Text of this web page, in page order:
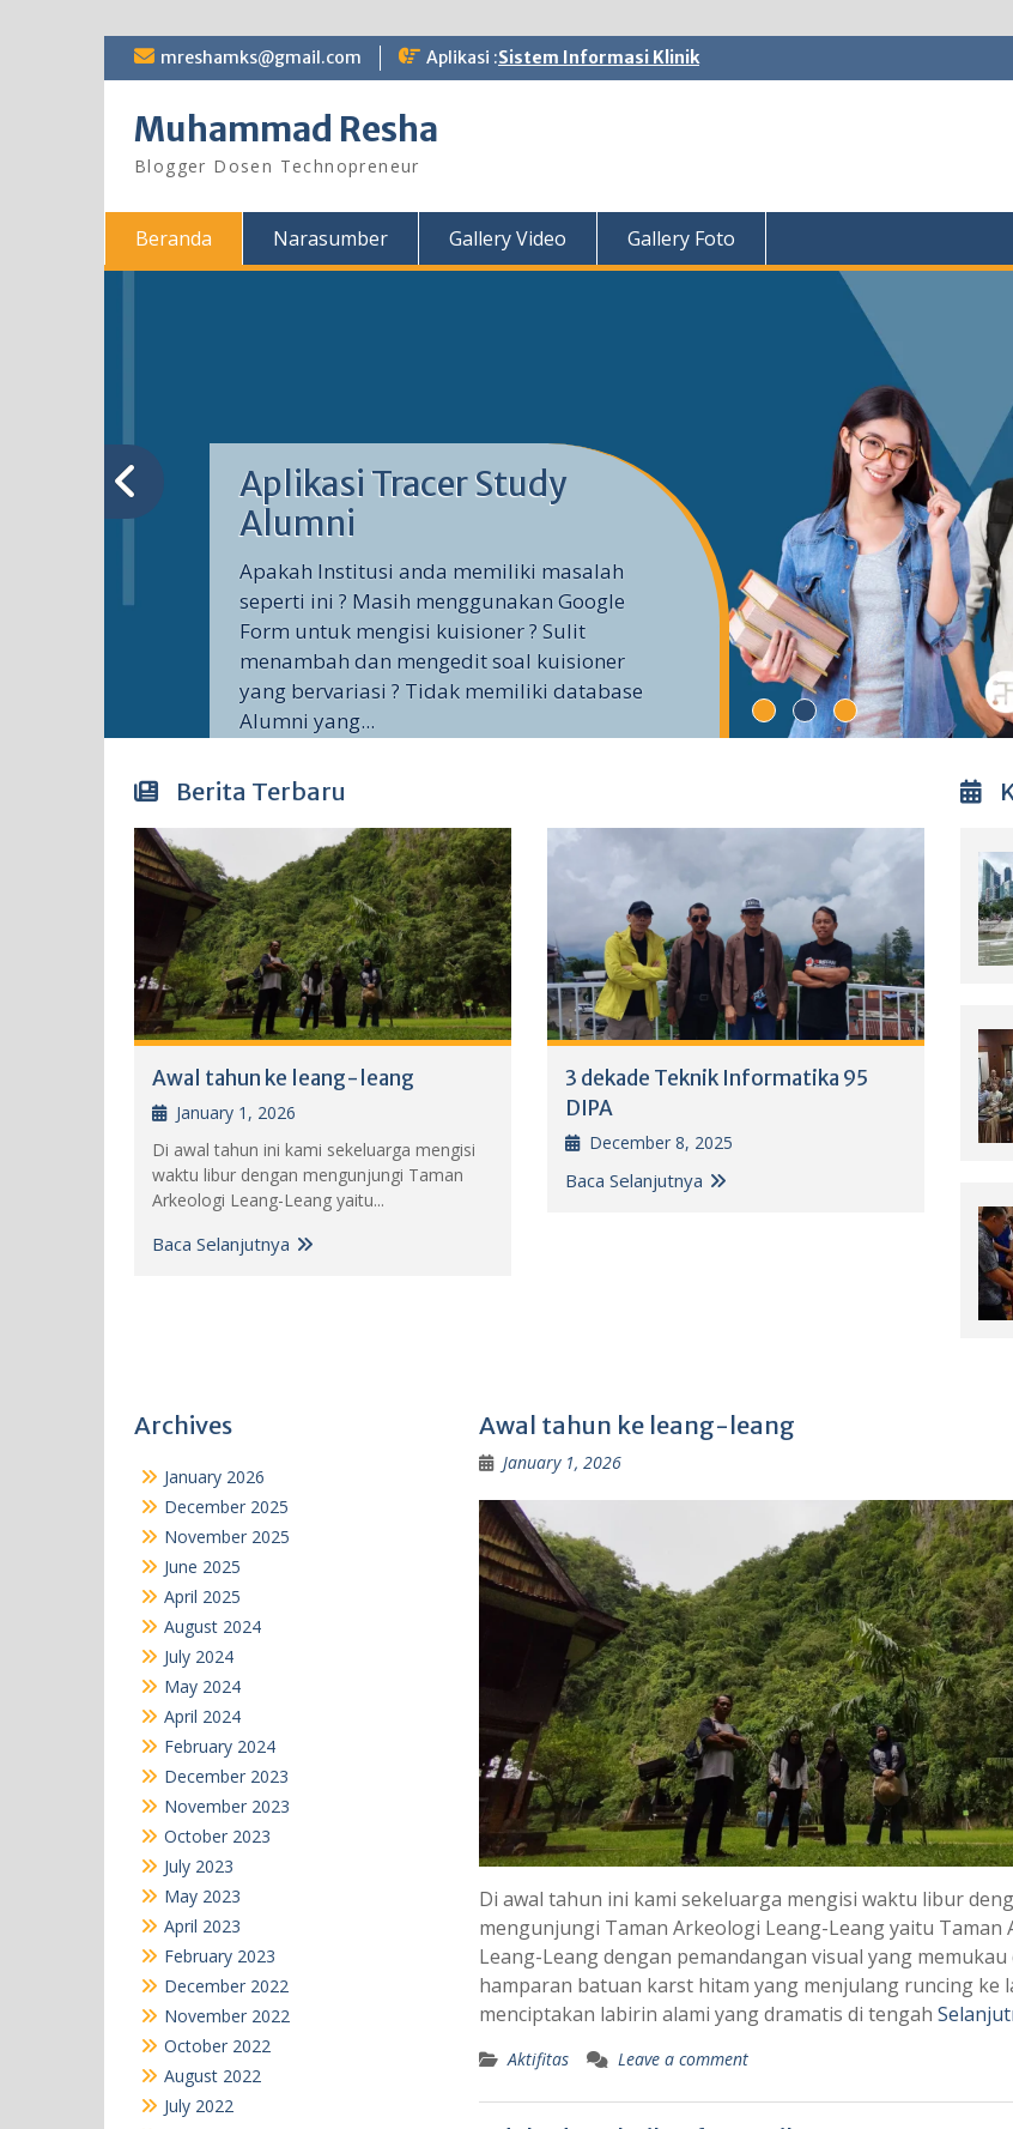
Skip mreshamks@gmail.com Aplikasi :Sistem Informasi Klinik
Muhammad Resha
Blogger Dosen Technopreneur
Beranda Narasumber Gallery Video Gallery Foto
Aplikasi Tracer Study
Alumni
Apakah Institusi anda memiliki masalah
seperti ini ? Masih menggunakan Google
Form untuk mengisi kuisioner ? Sulit
menambah dan mengedit soal kuisioner
yang bervariasi ? Tidak memiliki database
Alumni yang...
Berita Terbaru
Awal tahun ke leang-leang
January 1, 2026
Di awal tahun ini kami sekeluarga mengisi
waktu libur dengan mengunjungi Taman
Arkeologi Leang-Leang yaitu...
Baca Selanjutnya
3 dekade Teknik Informatika 95
DIPA
December 8, 2025
Baca Selanjutnya
Awal tahun ke leang-leang
January 1, 2026
Di awal tahun ini kami sekeluarga mengisi waktu libur
mengunjungi Taman Arkeologi Leang-Leang yaitu Taman
Leang-Leang dengan pemandangan visual yang memukau
hamparan batuan karst hitam yang menjulang runcing ke
menciptakan labirin alami yang dramatis di tengah
Aktifitas Leave a comment
Archives
January 2026
December 2025
November 2025
June 2025
April 2025
August 2024
July 2024
May 2024
April 2024
February 2024
December 2023
November 2023
October 2023
July 2023
May 2023
April 2023
February 2023
December 2022
November 2022
October 2022
August 2022
July 2022